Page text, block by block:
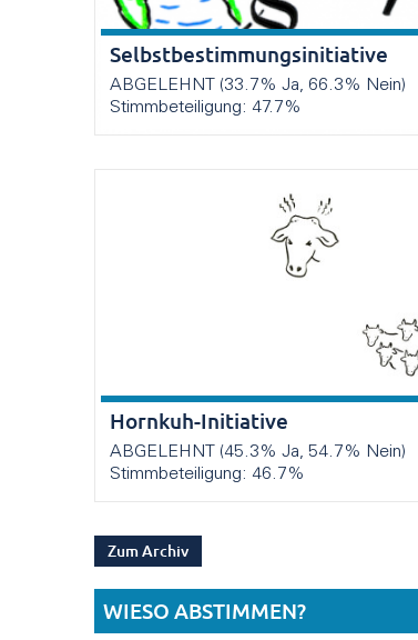
Selbstbestimmungsinitiative
ABGELEHNT (33.7% Ja, 66.3% Nein)
Stimmbeteiligung: 47.7%
Hornkuh-Initiative
ABGELEHNT (45.3% Ja, 54.7% Nein)
Stimmbeteiligung: 46.7%
Zum Archiv
WIESO ABSTIMMEN?